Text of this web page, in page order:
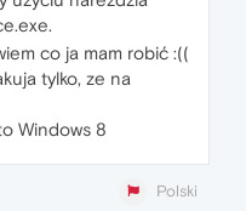
co ja mam robić :((
tylko, ze na
Windows 8
Polski